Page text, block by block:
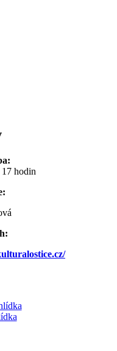
hodin